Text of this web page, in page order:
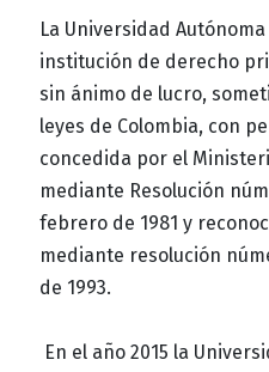
La Universidad
institución de derecho
sin ánimo de lucro,
leyes de Colombia, con
concedida por el
mediante Resolución
febrero de 1981 y
mediante resolución
de 1993.
En el año 2015 la